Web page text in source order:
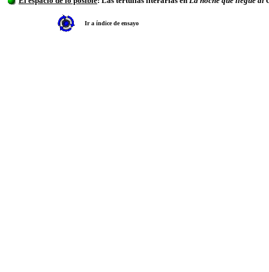
Ir a índice de ensayo